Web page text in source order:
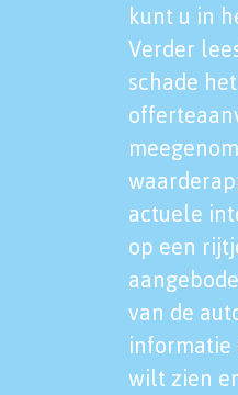
kunt u in
Verder
schade
actuele
op een
van de
informatie
wilt zien